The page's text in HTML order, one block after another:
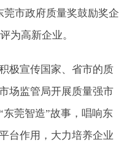
市政府质量奖鼓励奖企
为高新企业。
宣传国家、省市的质
场监管局开展质量强市
莞智造”故事，唱响东
台作用，大力培养企业